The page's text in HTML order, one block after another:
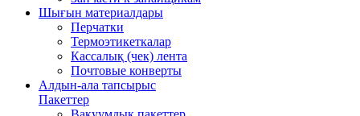
Шығын материалдары
Перчатки
Термоэтикеткалар
Кассалық (чек) лента
Почтовые конверты
Алдын-ала тапсырыс
Пакеттер